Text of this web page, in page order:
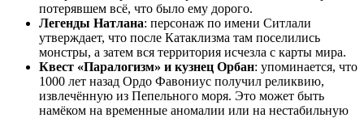
потерявшем всё, что было ему дорого.
Легенды Натлана: персонаж по имени Ситлали
утверждает, что после Катаклизма там поселились
монстры, а затем вся территория исчезла с карты мира.
Квест «Паралогизм» и кузнец Орбан: упоминается, что
1000 лет назад Ордо Фавониус получил реликвию,
извлечённую из Пепельного моря. Это может быть
намёком на временные аномалии или на нестабильную